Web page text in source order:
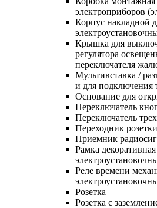
электроприборов
Корпус накладной
Крышка для
регулятора
переключателя
Мультивставка /
и для подключения
Основание для
Переключатель
Переключатель
Переходник
Приемник
Рамка
Реле времени
Розетка
Розетка с